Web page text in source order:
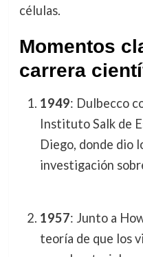
células.
Momentos
carrera
1949: Dulbecco
Instituto Salk de
Diego, donde dio
investigación
1957: Junto a
teoría de que los